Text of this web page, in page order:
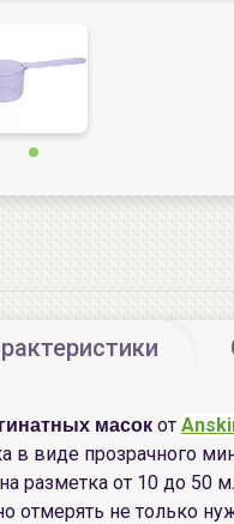
масок от
в виде прозрачного
разметка от 10 до 50
не только